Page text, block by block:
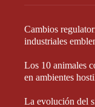
Cambios
industriales
Los 10 animales
en ambientes
La evolución del